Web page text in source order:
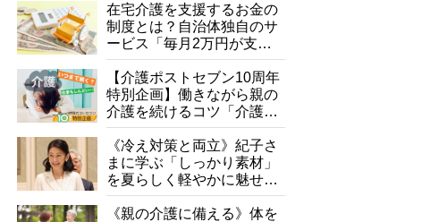
在宅介護を支援するお金の
制度とは？自治体独自のサ
ービス「毎月2万円が支給
される」ケースも【FP解
説】
【介護ポストセブン10周年
特別企画】働きながら親の
介護を続けるコツ「介護は
10年以上続くことも…3つ
のフェーズに分けて考えて
みよう」【社会福祉士解
説】
《冷え対策と両立》紀子さ
まに学ぶ「しっかり素材」
を夏らしく軽やかに魅せる
3つの着こなし法則
《親の介護に備える》体を